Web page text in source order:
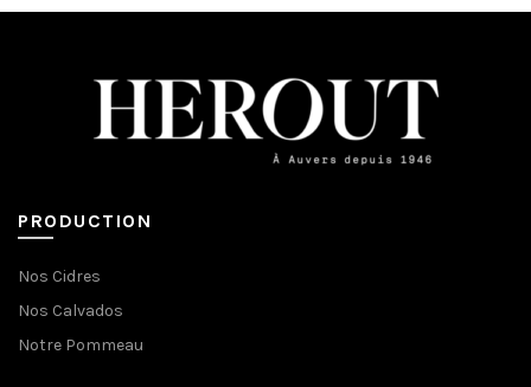
PRODUCTION
Nos Cidres
Nos Calvados
Notre Pommeau